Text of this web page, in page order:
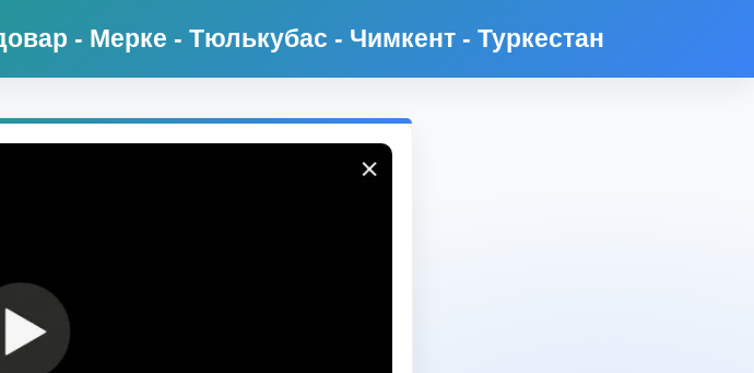
- Мерке - Тюлькубас - Чимкент - Туркестан